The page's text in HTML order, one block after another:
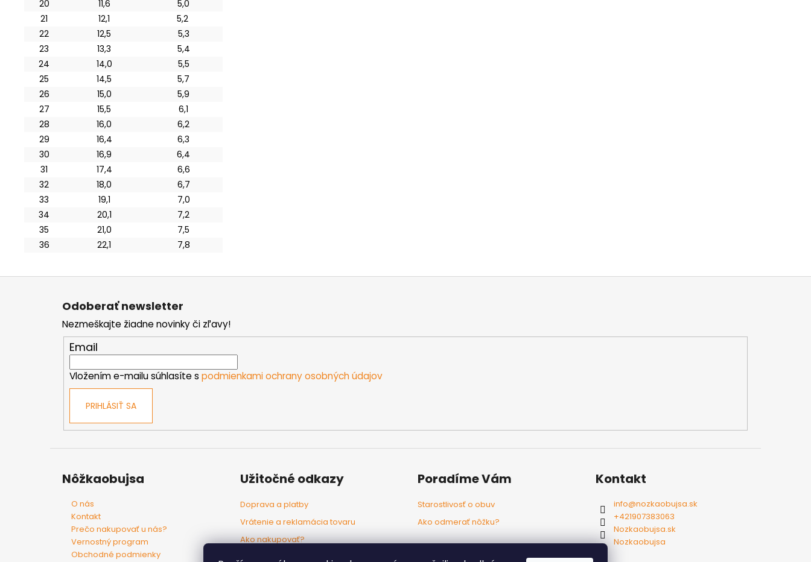
20
11,6
5,0
21
12,1
5,2
22
12,5
5,3
23
13,3
5,4
24
14,0
5,5
25
14,5
5,7
26
15,0
5,9
27
15,5
6,1
28
16,0
6,2
29
16,4
6,3
30
16,9
6,4
31
17,4
6,6
32
18,0
6,7
33
19,1
7,0
34
20,1
7,2
35
21,0
7,5
36
22,1 7,8
Odoberať newsletter
Nezmeškajte žiadne novinky či zľavy!
Email
Vložením e-mailu súhlasíte s podmienkami ochrany osobných údajov
PRIHLÁSIŤ SA
Nôžkaobujsa
O nás
Kontakt
Prečo nakupovať u nás?
Vernostný program
Obchodné podmienky
Užitočné odkazy
Doprava a platby
Vrátenie a reklamácia tovaru
Ako nakupovať?
Poradíme Vám
Starostlivosť o obuv
Ako odmerať nôžku?
Kontakt
info@nozkaobujsa.sk
+421907383063
Nozkaobujsa.sk
Nozkaobujsa